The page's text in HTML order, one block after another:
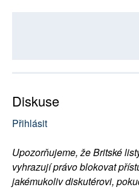
Diskuse
Přihlásit
Upozorňujeme, že Britské
vyhrazují právo blokovat
jakémukoliv diskutérovi,